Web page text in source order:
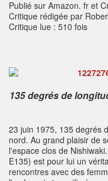
Publié sur Amazon. fr et
Critique rédigée par
Critique lue : 510 fois
135 degrés de
23 juin 1975, 135 degrés
nord. Au grand plaisir de
l'espace clos de
E135) est pour lui un
rencontres avec des